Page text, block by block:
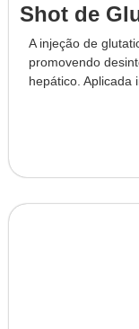
Shot de
A injeção de
promovendo
hepático. Aplicada